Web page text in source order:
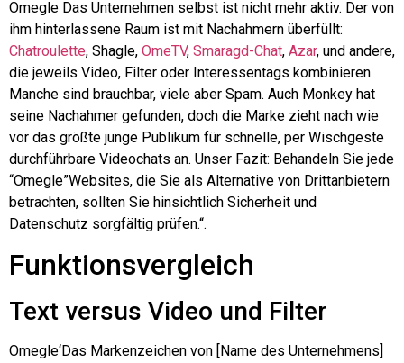
Omegle Das Unternehmen selbst ist nicht mehr aktiv. Der von
ihm hinterlassene Raum ist mit Nachahmern überfüllt:
Chatroulette, Shagle, OmeTV, Smaragd-Chat, Azar, und andere,
die jeweils Video, Filter oder Interessentags kombinieren.
Manche sind brauchbar, viele aber Spam. Auch Monkey hat
seine Nachahmer gefunden, doch die Marke zieht nach wie
vor das größte junge Publikum für schnelle, per Wischgeste
durchführbare Videochats an. Unser Fazit: Behandeln Sie jede
“Omegle”Websites, die Sie als Alternative von Drittanbietern
betrachten, sollten Sie hinsichtlich Sicherheit und
Datenschutz sorgfältig prüfen.“.
Funktionsvergleich
Text versus Video und Filter
Omegle‘Das Markenzeichen von [Name des Unternehmens]